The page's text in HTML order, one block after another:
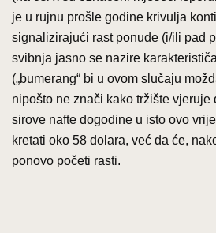
je u rujnu prošle godine krivulja
signalizirajući rast ponude (i/ili pad
svibnja jasno se nazire
(„bumerang“ bi u ovom slučaju
nipošto ne znači kako tržište vjeruje
sirove nafte dogodine u isto ovo
kretati oko 58 dolara, već da će,
ponovo početi rasti.